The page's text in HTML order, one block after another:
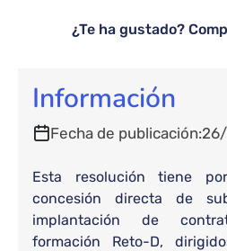
¿Te ha gustado?
Información
Fecha de publicación
Esta resolución tiene
concesión directa de
implantación de
formación Reto-D,